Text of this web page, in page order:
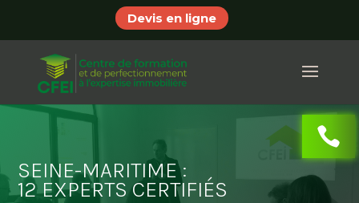
Devis en ligne
SEINE-MARITIME :
12 EXPERTS CERTIFIÉS